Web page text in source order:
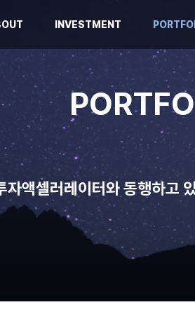
INVESTMENT
자액셀러레이터와 동행하고